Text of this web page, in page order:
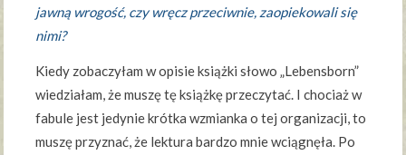
jawną wrogość, czy wręcz przeciwnie, zaopiekowali się
nimi?
Kiedy zobaczyłam w opisie książki słowo „Lebensborn”
wiedziałam, że muszę tę książkę przeczytać. I chociaż w
fabule jest jedynie krótka wzmianka o tej organizacji, to
muszę przyznać, że lektura bardzo mnie wciągnęła. Po